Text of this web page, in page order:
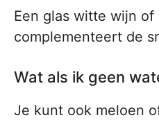
Een glas witte wijn
complementeert de
Wat als ik geen
Je kunt ook meloen